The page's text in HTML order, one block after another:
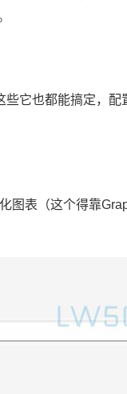
些它也都能搞定，
图表（这个得靠